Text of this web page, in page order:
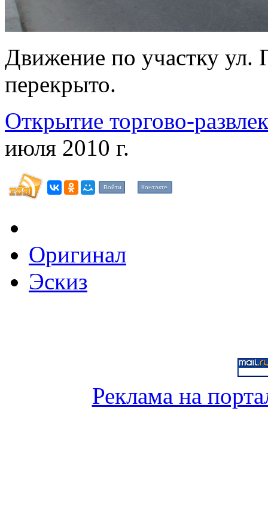
Движение по участку ул.
перекрыто.
Открытие торгово-
июля 2010 г.
Войти Контакте
Оригинал
Эскиз
Реклама на